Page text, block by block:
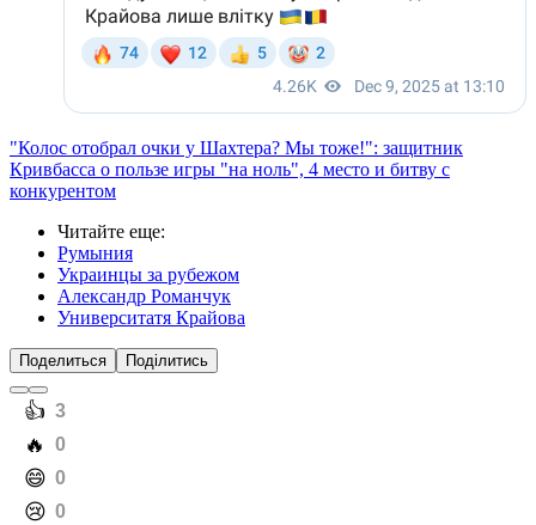
"Колос отобрал очки у Шахтера? Мы тоже!": защитник
Кривбасса о пользе игры "на ноль", 4 место и битву с
конкурентом
Читайте еще:
Румыния
Украинцы за рубежом
Александр Романчук
Университатя Крайова
Поделиться Поділитись
️👍 3
️🔥 0
️😄 0
️😢 0